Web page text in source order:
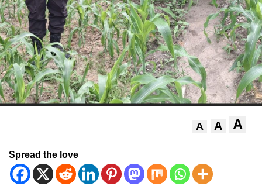
A A A
Spread the love